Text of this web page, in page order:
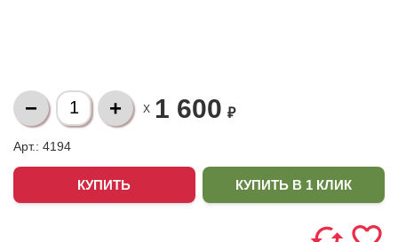
X 1 600 ₽
Арт.: 4194
КУПИТЬ В 1 КЛИК